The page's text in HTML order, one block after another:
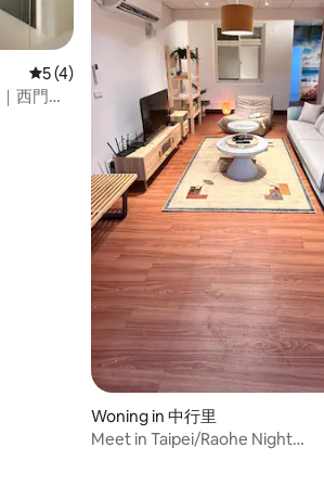
Gemiddelde beoordeling van 5 op 5, 4
5 (4)
西門町
Woning in 中行里
Meet in Taipei/Raohe Night